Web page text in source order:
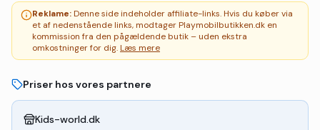
Reklame:Denne side indeholder affiliate-links. Hvis du køber via
et af nedenstående links, modtager Playmobilbutikken.dk en
kommission fra den pågældende butik – uden ekstra
omkostninger for dig.Læs mere
Priser hos vores partnere
Kids-world.dk